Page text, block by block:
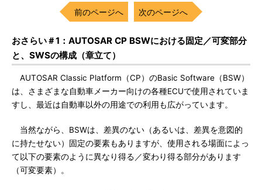
前のページへ 次のページへ
おさらい＃1：AUTOSAR CP BSWにおける固定／可変部分
と、SWSの構成（章立て）
AUTOSAR Classic Platform（CP）のBasic Software（BSW）
は、さまざまな自動車メーカー向けの各種ECUで使用されていま
すし、最近は自動車以外の用途での利用も広がっています。
当然ながら、BSWは、差異のない（あるいは、差異を意図的
に持たせない）固定の要素もありますが、使用される場面によっ
て以下の要素のように異なり得る／変わり得る部分があります
（可変要素）。